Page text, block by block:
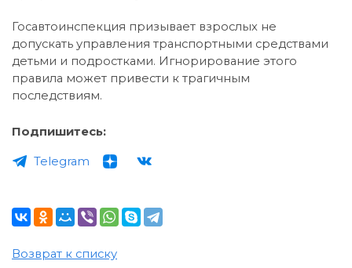
Госавтоинспекция призывает взрослых не
допускать управления транспортными средствами
детьми и подростками. Игнорирование этого
правила может привести к трагичным
последствиям.
Подпишитесь:
Telegram
Возврат к списку